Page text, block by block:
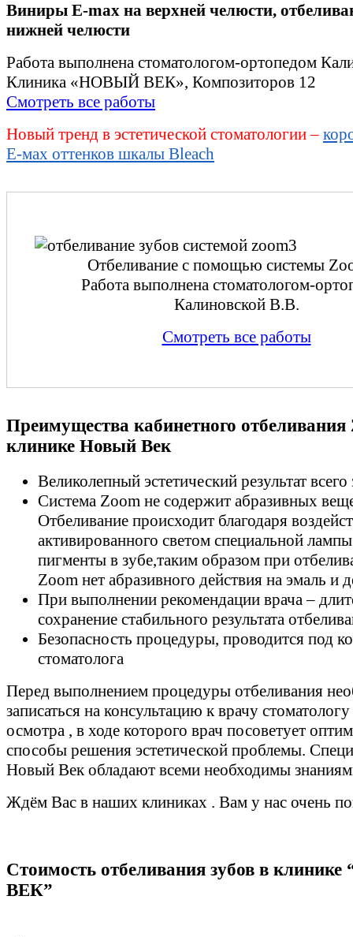
Виниры E-max на верхней челюсти,
нижней челюсти
Работа выполнена стоматологом-ортопедом
Клиника «НОВЫЙ ВЕК», Композиторов 12
Смотреть все работы
Новый тренд в эстетической стоматологии –
E-мах оттенков шкалы Bleach
Отбеливание с помощью системы
Работа выполнена стоматологом-
Калиновской В.В.
Смотреть все работы
Преимущества кабинетного отбеливания
клинике Новый Век
Великолепный эстетический результат всего
Система Zoom не содержит абразивных
Отбеливание происходит благодаря
активированного светом специальной
пигменты в зубе,таким образом при
Zoom нет абразивного действия на эмаль и
При выполнении рекомендации врача –
сохранение стабильного результата
Безопасность процедуры, проводится под
стоматолога
Перед выполнением процедуры отбеливания
записаться на консультацию к врачу
осмотра , в ходе которого врач посоветует
способы решения эстетической проблемы.
Новый Век обладают всеми необходимы
Ждём Вас в наших клиниках . Вам у нас очень
Стоимость отбеливания зубов в
ВЕК”